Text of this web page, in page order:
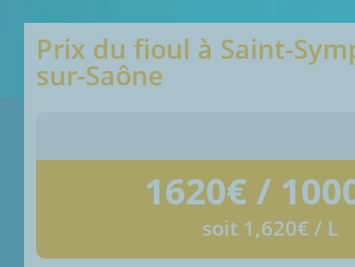
Prix du fioul à Saint-
sur-Saône
1620€ /
soit 1,620€ / L